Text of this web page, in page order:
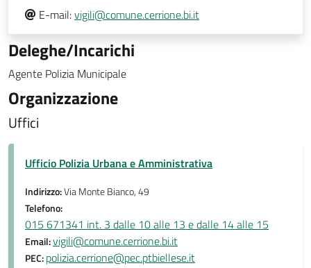
E-mail:vigili@comune.cerrione.bi.it
Deleghe/Incarichi
Agente Polizia Municipale
Organizzazione
Uffici
Ufficio Polizia Urbana e Amministrativa
Indirizzo:Via Monte Bianco, 49
Telefono:
015 671341 int. 3 dalle 10 alle 13 e dalle 14 alle 15
Email:vigili@comune.cerrione.bi.it
PEC:polizia.cerrione@pec.ptbiellese.it